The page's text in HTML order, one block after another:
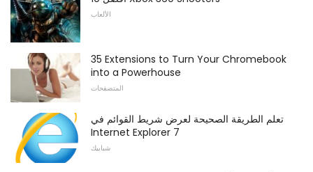
الألعاب
35 Extensions to Turn Your Chromebook
into a Powerhouse
المتصفحات
تعلم الطريقة الصحيحة لعرض شريط القوائم في
Internet Explorer 7
شبابيك